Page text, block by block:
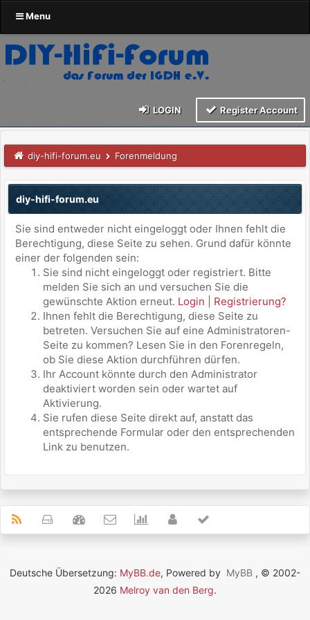
Menu
LOGIN Register Account
diy-hifi-forum.eu Forenmeldung
diy-hifi-forum.eu
Sie sind entweder nicht eingeloggt oder Ihnen fehlt die
Berechtigung, diese Seite zu sehen. Grund dafür könnte
einer der folgenden sein:
Sie sind nicht eingeloggt oder registriert. Bitte
melden Sie sich an und versuchen Sie die
gewünschte Aktion erneut. Login
Registrierung?
Ihnen fehlt die Berechtigung, diese Seite zu
betreten. Versuchen Sie auf eine Administratoren-
Seite zu kommen? Lesen Sie in den Forenregeln,
ob Sie diese Aktion durchführen dürfen.
Ihr Account könnte durch den Administrator
deaktiviert worden sein oder wartet auf
Aktivierung.
Sie rufen diese Seite direkt auf, anstatt das
entsprechende Formular oder den entsprechenden
Link zu benutzen.
Deutsche Übersetzung: MyBB.de, Powered by MyBB , © 2002-
2026 Melroy van den Berg.